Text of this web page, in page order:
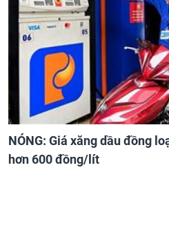
NÓNG: Giá xăng dầu đồng
hơn 600 đồng/lít